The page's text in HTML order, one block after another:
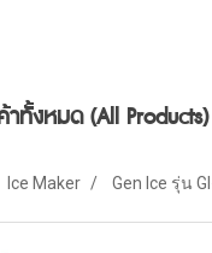
ทั้งหมด (All Products)
Ice Maker Gen Ice รุ่น